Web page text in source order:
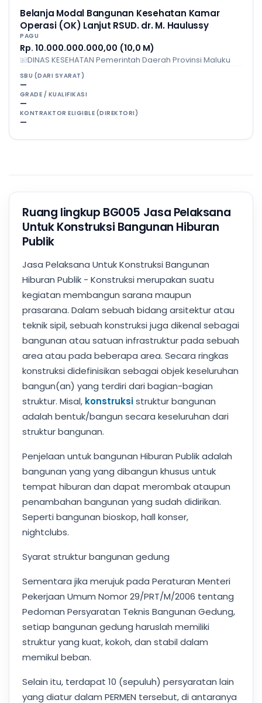
Belanja Modal Bangunan Kesehatan Kamar
Operasi (OK) Lanjut RSUD. dr. M. Haulussy
PAGU
Rp. 10.000.000.000,00 (10,0 M)
DINAS KESEHATAN Pemerintah Daerah Provinsi Maluku
SBU (DARI SYARAT)
—
GRADE / KUALIFIKASI
—
KONTRAKTOR ELIGIBLE (DIREKTORI)
—
Ruang lingkup BG005 Jasa Pelaksana
Untuk Konstruksi Bangunan Hiburan
Publik
Jasa Pelaksana Untuk Konstruksi Bangunan
Hiburan Publik - Konstruksi merupakan suatu
kegiatan membangun sarana maupun
prasarana. Dalam sebuah bidang arsitektur atau
teknik sipil, sebuah konstruksi juga dikenal sebagai
bangunan atau satuan infrastruktur pada sebuah
area atau pada beberapa area. Secara ringkas
konstruksi didefinisikan sebagai objek keseluruhan
bangun(an) yang terdiri dari bagian-bagian
struktur. Misal, konstruksistruktur bangunan
adalah bentuk/bangun secara keseluruhan dari
struktur bangunan.
Penjelaan untuk bangunan Hiburan Publik adalah
bangunan yang yang dibangun khusus untuk
tempat hiburan dan dapat merombak ataupun
penambahan bangunan yang sudah didirikan.
Seperti bangunan bioskop, hall konser,
nightclubs.
Syarat struktur bangunan gedung
Sementara jika merujuk pada Peraturan Menteri
Pekerjaan Umum Nomor 29/PRT/M/2006 tentang
Pedoman Persyaratan Teknis Bangunan Gedung,
setiap bangunan gedung haruslah memiliki
struktur yang kuat, kokoh, dan stabil dalam
memikul beban.
Selain itu, terdapat 10 (sepuluh) persyaratan lain
yang diatur dalam PERMEN tersebut, di antaranya